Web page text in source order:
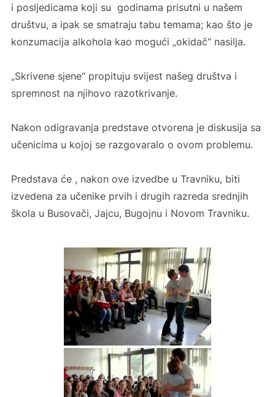
i posljedicama koji su godinama prisutni u našem
društvu, a ipak se smatraju tabu temama; kao što je
konzumacija alkohola kao mogući „okidač“ nasilja.
„Skrivene sjene“ propituju svijest našeg društva i
spremnost na njihovo razotkrivanje.
Nakon odigravanja predstave otvorena je diskusija sa
učenicima u kojoj se razgovaralo o ovom problemu.
Predstava će , nakon ove izvedbe u Travniku, biti
izvedena za učenike prvih i drugih razreda srednjih
škola u Busovači, Jajcu, Bugojnu i Novom Travniku.